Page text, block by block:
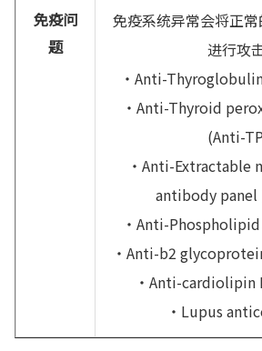
免疫问
题
免疫系统异常会将正
进行攻
・Anti-
・Anti-Thyroid
(Anti-
・Anti-Extractable
antibody panel
・Anti-
・Anti-b2
・Anti-cardiolipin
・Lupus